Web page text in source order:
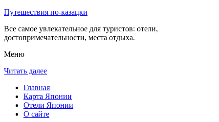
Путешествия по-казацки
Все самое увлекательное для туристов: отели,
достопримечательности, места отдыха.
Меню
Читать далее
Главная
Карта Японии
Отели Японии
О сайте